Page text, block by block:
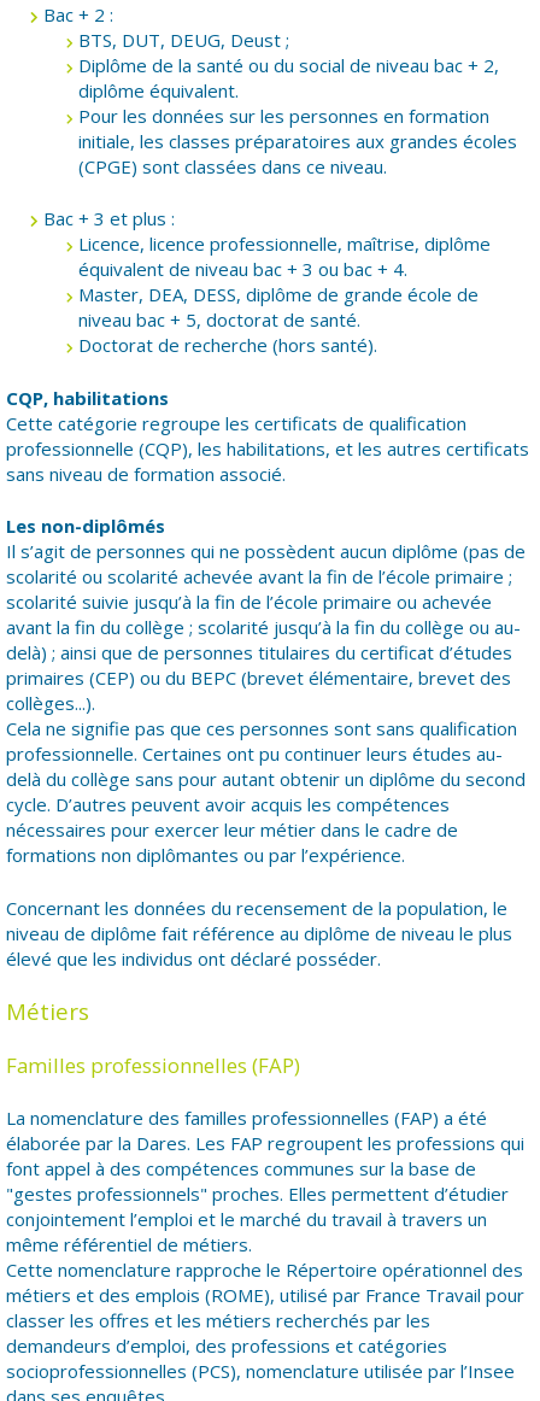
Bac + 2 :
BTS, DUT, DEUG, Deust ;
Diplôme de la santé ou du social de niveau bac + 2,
diplôme équivalent.
Pour les données sur les personnes en formation
initiale, les classes préparatoires aux grandes écoles
(CPGE) sont classées dans ce niveau.
Bac + 3 et plus :
Licence, licence professionnelle, maîtrise, diplôme
équivalent de niveau bac + 3 ou bac + 4.
Master, DEA, DESS, diplôme de grande école de
niveau bac + 5, doctorat de santé.
Doctorat de recherche (hors santé).
CQP, habilitations
Cette catégorie regroupe les certificats de qualification
professionnelle (CQP), les habilitations, et les autres certificats
sans niveau de formation associé.
Les non-diplômés
Il s’agit de personnes qui ne possèdent aucun diplôme (pas de
scolarité ou scolarité achevée avant la fin de l’école primaire ;
scolarité suivie jusqu’à la fin de l’école primaire ou achevée
avant la fin du collège ; scolarité jusqu’à la fin du collège ou au-
delà) ; ainsi que de personnes titulaires du certificat d’études
primaires (CEP) ou du BEPC (brevet élémentaire, brevet des
collèges...).
Cela ne signifie pas que ces personnes sont sans qualification
professionnelle. Certaines ont pu continuer leurs études au-
delà du collège sans pour autant obtenir un diplôme du second
cycle. D’autres peuvent avoir acquis les compétences
nécessaires pour exercer leur métier dans le cadre de
formations non diplômantes ou par l’expérience.
Concernant les données du recensement de la population, le
niveau de diplôme fait référence au diplôme de niveau le plus
élevé que les individus ont déclaré posséder.
Métiers
Familles professionnelles (FAP)
La nomenclature des familles professionnelles (FAP) a été
élaborée par la Dares. Les FAP regroupent les professions qui
font appel à des compétences communes sur la base de
"gestes professionnels" proches. Elles permettent d’étudier
conjointement l’emploi et le marché du travail à travers un
même référentiel de métiers.
Cette nomenclature rapproche le Répertoire opérationnel des
métiers et des emplois (ROME), utilisé par France Travail pour
classer les offres et les métiers recherchés par les
demandeurs d’emploi, des professions et catégories
socioprofessionnelles (PCS), nomenclature utilisée par l’Insee